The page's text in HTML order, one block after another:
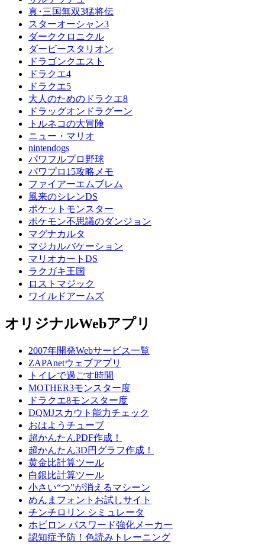
真･三国無双3猛将伝
スターオーシャン3
ダーククロニクル
ダービースタリオン
ドラゴンクエスト
ドラクエ4
ドラクエ5
大人のためのドラクエ8
ドラッグオンドラグーン
トルネコの大冒険
ニュー・マリオ
nintendogs
パワフルプロ野球
パワプロ15攻略メモ
ファイアーエムブレム
風来のシレンDS
ポケットモンスター
ポケモン不思議のダンジョン
マグナカルタ
マジカルバケーション
マリオカートDS
ラクガキ王国
ロストマジック
ワイルドアームズ
オリジナルWebアプリ
2007年開発Webサービス一覧
ZAPAnetウェブアプリ
トイレで過ごす時間
MOTHER3モンスター度
ドラクエ8モンスター度
DQMJスカウト能力チェック
おはようチューブ
超かんたんPDF作成！
超かんたん3D円グラフ作成！
黄金比計算ツール
白銀比計算ツール
小さい“つ”が消えるマシーン
めんまフォントお試しサイト
チンチロリン シミュレータ
ホビロン パスワード強化メーカー
認知症予防！色読みトレーニング